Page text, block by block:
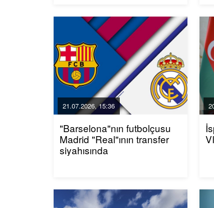
21.07.2026, 15:36
"Barselona"nın futbolçusu
Madrid "Real"ının transfer
siyahısında